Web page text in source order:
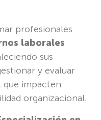
profesionales
laborales
sus
y evaluar
que impacten
organizacional.